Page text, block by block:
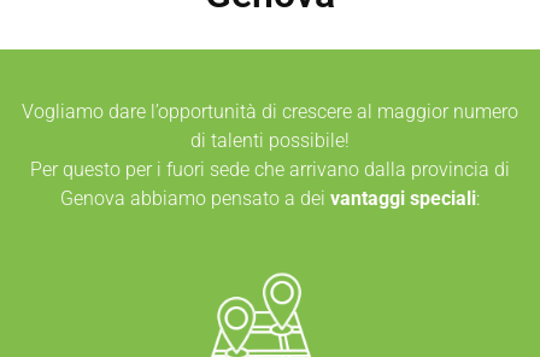
Vogliamo dare l’opportunità di crescere al maggior numero
di talenti possibile!
Per questo per i fuori sede che arrivano dalla provincia di
Genova abbiamo pensato a dei vantaggi speciali: